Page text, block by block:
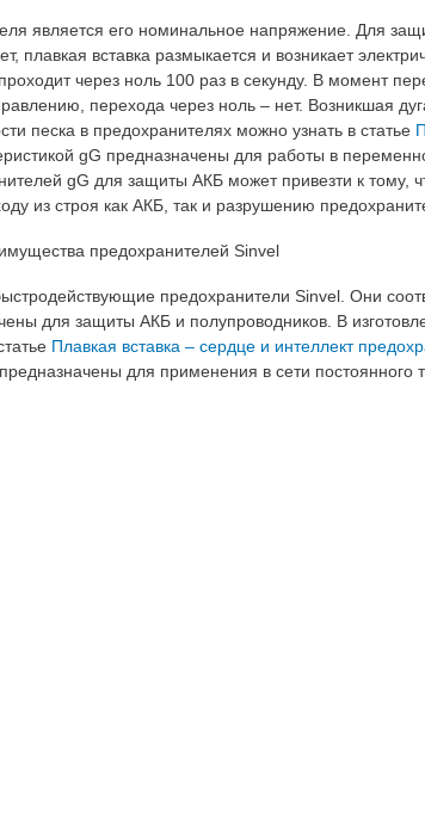
является его номинальное напряжение. Для
плавкая вставка размыкается и возникает
через ноль 100 раз в секунду. В момент
перехода через ноль – нет. Возникшая
песка в предохранителях можно узнать в статье
gG предназначены для работы в
gG для защиты АКБ может привезти к тому,
из строя как АКБ, так и разрушению
предохранителей Sinvel
предохранители Sinvel. Они
для защиты АКБ и полупроводников. В
Плавкая вставка – сердце и интеллект
для применения в сети